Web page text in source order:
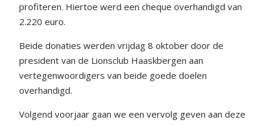
profiteren. Hiertoe werd een cheque overhandigd van
2.220 euro.
Beide donaties werden vrijdag 8 oktober door de
president van de Lionsclub Haaskbergen aan
vertegenwoordigers van beide goede doelen
overhandigd.
Volgend voorjaar gaan we een vervolg geven aan deze